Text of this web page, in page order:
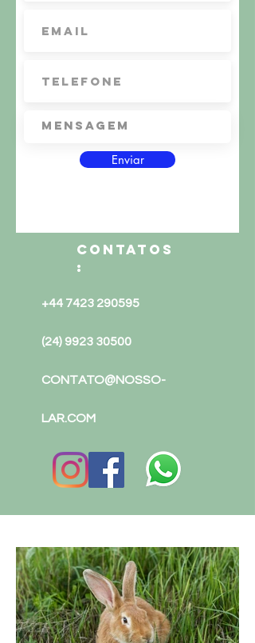
Enviar
CONTATOS
:
+44 7423 290595
(24) 9923 30500
CONTATO@NOSSO-
LAR.COM